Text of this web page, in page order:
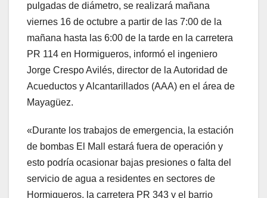
pulgadas de diámetro, se realizará mañana
viernes 16 de octubre a partir de las 7:00 de la
mañana hasta las 6:00 de la tarde en la carretera
PR 114 en Hormigueros, informó el ingeniero
Jorge Crespo Avilés, director de la Autoridad de
Acueductos y Alcantarillados (AAA) en el área de
Mayagüez.
«Durante los trabajos de emergencia, la estación
de bombas El Mall estará fuera de operación y
esto podría ocasionar bajas presiones o falta del
servicio de agua a residentes en sectores de
Hormigueros, la carretera PR 343 y el barrio